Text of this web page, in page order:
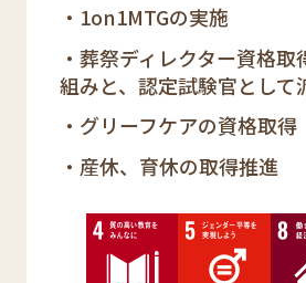
1on1MTGミ
ー
テ
ィ
ン
グ
の実施
葬祭ディレクター資格取
組みと、認定試験官として
グリーフケアの資格取得
産休、育休の取得推進